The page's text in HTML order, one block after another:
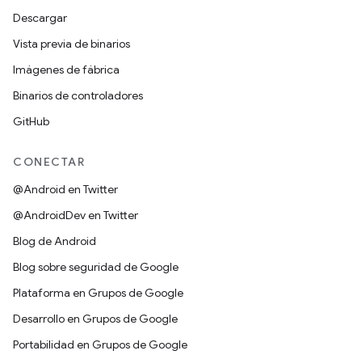
Descargar
Vista previa de binarios
Imágenes de fábrica
Binarios de controladores
GitHub
CONECTAR
@Android en Twitter
@AndroidDev en Twitter
Blog de Android
Blog sobre seguridad de Google
Plataforma en Grupos de Google
Desarrollo en Grupos de Google
Portabilidad en Grupos de Google